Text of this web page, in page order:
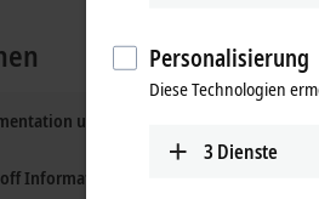
und Downloads
Information System
Personalisierung
Diese Technologien
3 Dienste